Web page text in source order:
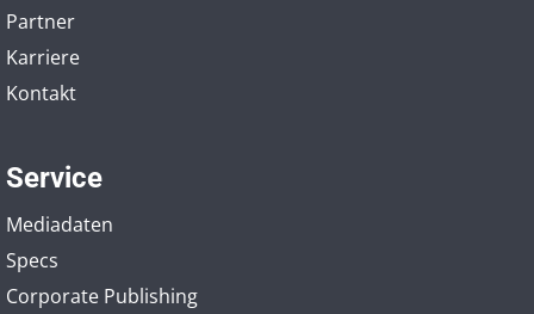
Partner
Karriere
Kontakt
Service
Mediadaten
Specs
Corporate Publishing